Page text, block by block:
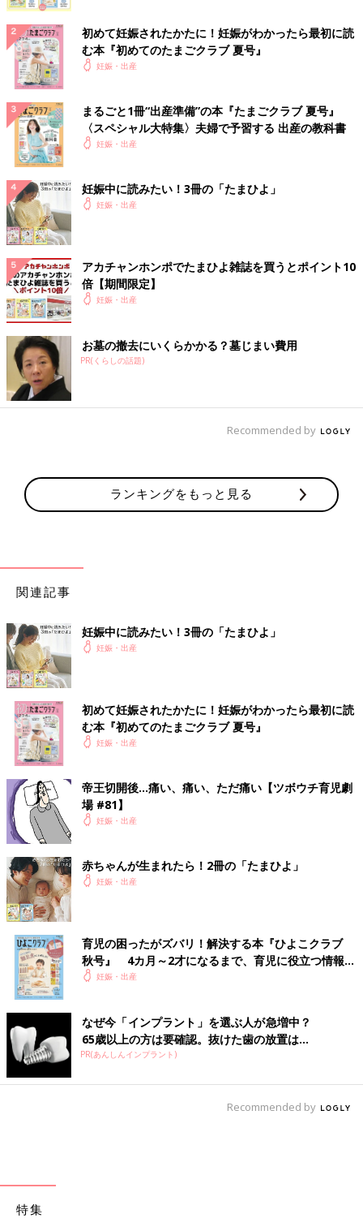
初めて妊娠されたかたに！妊娠がわかったら最初に読
む本『初めてのたまごクラブ 夏号』
妊娠・出産
まるごと1冊“出産準備”の本『たまごクラブ 夏号』
〈スペシャル大特集〉夫婦で予習する 出産の教科書
妊娠・出産
妊娠中に読みたい！3冊の「たまひよ」
妊娠・出産
アカチャンホンポでたまひよ雑誌を買うとポイント10
倍【期間限定】
妊娠・出産
お墓の撤去にいくらかかる？墓じまい費用
PR(くらしの話題)
Recommended by
ランキングをもっと見る
関連記事
妊娠中に読みたい！3冊の「たまひよ」
妊娠・出産
初めて妊娠されたかたに！妊娠がわかったら最初に読
む本『初めてのたまごクラブ 夏号』
妊娠・出産
帝王切開後…痛い、痛い、ただ痛い【ツボウチ育児劇
場 #81】
妊娠・出産
赤ちゃんが生まれたら！2冊の「たまひよ」
妊娠・出産
育児の困ったがズバリ！解決する本『ひよこクラブ
秋号』 4カ月～2才になるまで、育児に役立つ情報が
いっぱい！
妊娠・出産
なぜ今「インプラント」を選ぶ人が急増中？
65歳以上の方は要確認。抜けた歯の放置は...
PR(あんしんインプラント)
Recommended by
特集